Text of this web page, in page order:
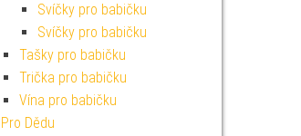
Svíčky pro babičku
Svíčky pro babičku
Tašky pro babičku
Trička pro babičku
Vína pro babičku
Pro Dědu